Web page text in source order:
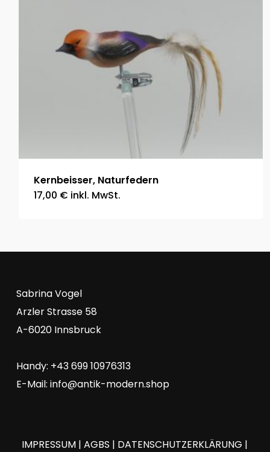
Kernbeisser, Naturfedern
17,00 € inkl. MwSt.
Sabrina Vogel
Arzler Strasse 58
A-6020 Innsbruck
Handy: +43 699 10976313
E-Mail: info@antik-modern.shop
IMPRESSUM |AGBS | DATENSCHUTZERKLÄRUNG |